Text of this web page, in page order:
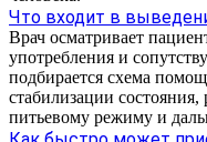
Что входит в
Врач осматривает
употребления и
подбирается схема
стабилизации
питьевому режиму и